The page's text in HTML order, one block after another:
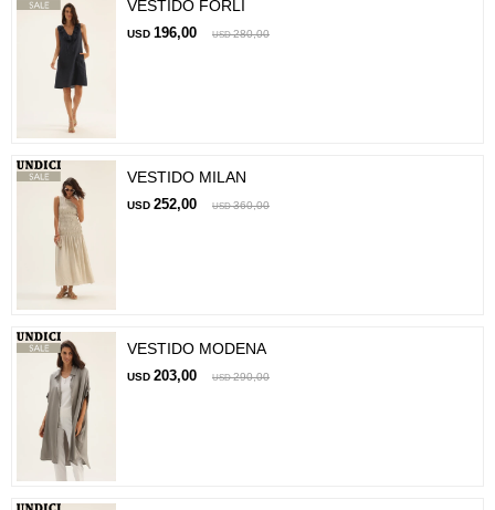
VESTIDO FORLI
USD 196,00 USD 280,00
VESTIDO MILAN
USD 252,00 USD 360,00
VESTIDO MODENA
USD 203,00 USD 290,00